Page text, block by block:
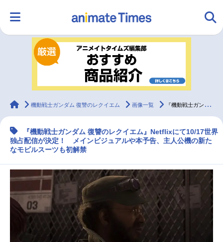
ランキング アニメ
ラジオ
マンガ・ラノベ ゲーム・アプリ 音楽 コスプレ
2.5次元 配信・Vtuber トレンド 無料マンガ
最新記事一覧
アニメ記事一覧 声優記事一覧
アニメ映画一覧 実写化映画一覧
animateTimes
機動戦士ガンダム 復讐のレクイエム 画像一覧 『機動戦士ガンダム 復讐のレクイエム』Netflixで10/17世界独占配信！
『機動戦士ガンダム 復讐のレクイエム』Netflixにて10/17世界
独占配信が決定！ メインビジュアルや本予告、主人公機の新た
なモビルスーツも初解禁